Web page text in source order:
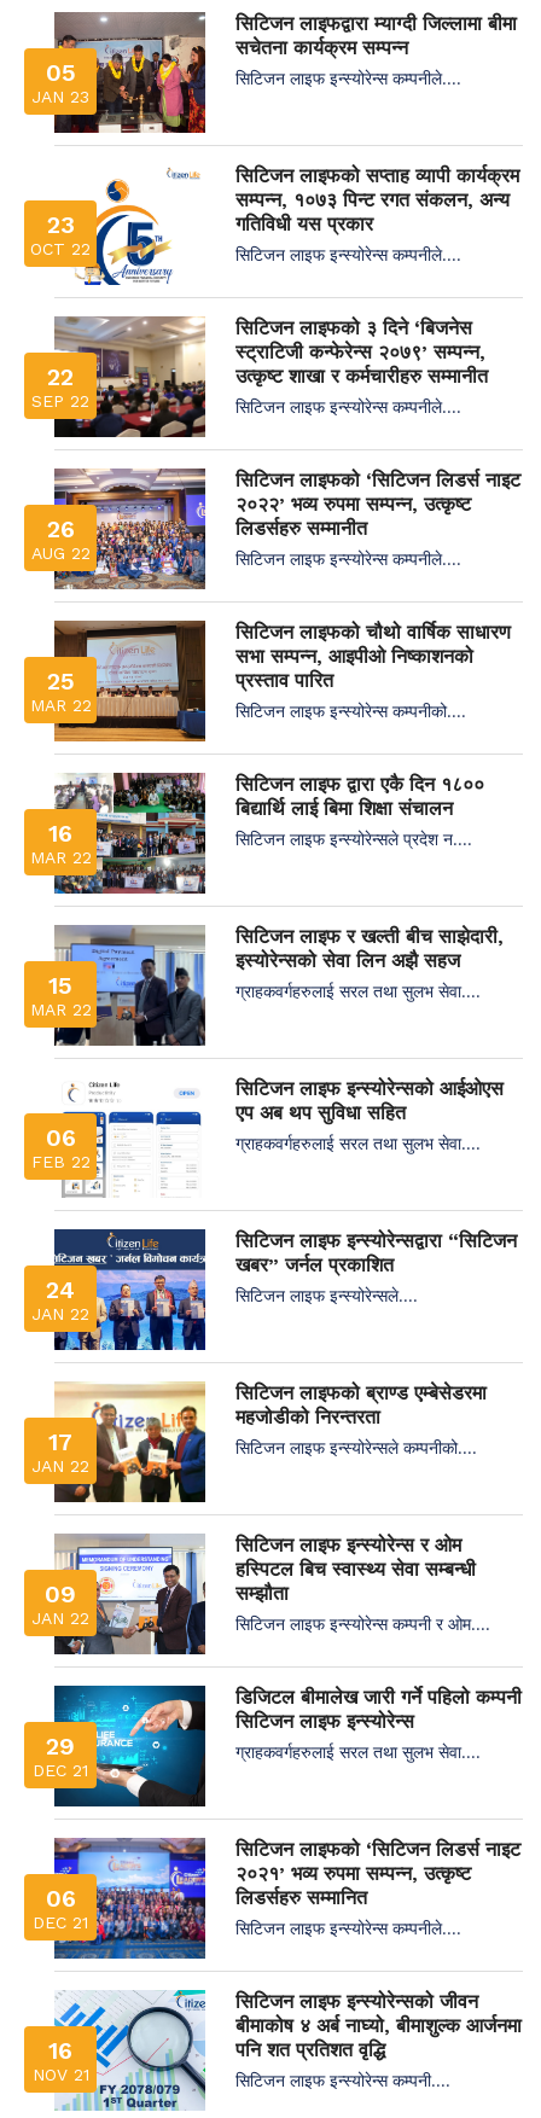
05
JAN 23
सिटिजन लाइफद्वारा म्याग्दी जिल्लामा बीमा
सचेतना कार्यक्रम सम्पन्न
सिटिजन लाइफ इन्स्योरेन्स कम्पनीले....
23
OCT 22
सिटिजन लाइफको सप्ताह व्यापी कार्यक्रम
सम्पन्न, १०७३ पिन्ट रगत संकलन, अन्य
गतिविधी यस प्रकार
सिटिजन लाइफ इन्स्योरेन्स कम्पनीले....
22
SEP 22
सिटिजन लाइफको ३ दिने ‘बिजनेस
स्ट्राटिजी कन्फेरेन्स २०७९’ सम्पन्न,
उत्कृष्ट शाखा र कर्मचारीहरु सम्मानीत
सिटिजन लाइफ इन्स्योरेन्स कम्पनीले....
26
AUG 22
सिटिजन लाइफको ‘सिटिजन लिडर्स नाइट
२०२२’ भव्य रुपमा सम्पन्न, उत्कृष्ट
लिडर्सहरु सम्मानीत
सिटिजन लाइफ इन्स्योरेन्स कम्पनीले....
25
MAR 22
सिटिजन लाइफको चौथो वार्षिक साधारण
सभा सम्पन्न, आइपीओ निष्काशनको
प्रस्ताव पारित
सिटिजन लाइफ इन्स्योरेन्स कम्पनीको....
16
MAR 22
सिटिजन लाइफ द्वारा एकै दिन १८००
बिद्यार्थि लाई बिमा शिक्षा संचालन
सिटिजन लाइफ इन्स्योरेन्सले प्रदेश न....
15
MAR 22
सिटिजन लाइफ र खल्ती बीच साझेदारी,
इस्योरेन्सको सेवा लिन अझै सहज
ग्राहकवर्गहरुलाई सरल तथा सुलभ सेवा....
06
FEB 22
सिटिजन लाइफ इन्स्योरेन्सको आईओएस
एप अब थप सुविधा सहित
ग्राहकवर्गहरुलाई सरल तथा सुलभ सेवा....
24
JAN 22
सिटिजन लाइफ इन्स्योरेन्सद्वारा “सिटिजन
खबर” जर्नल प्रकाशित
सिटिजन लाइफ इन्स्योरेन्सले....
17
JAN 22
सिटिजन लाइफको ब्राण्ड एम्बेसेडरमा
महजोडीको निरन्तरता
सिटिजन लाइफ इन्स्योरेन्सले कम्पनीको....
09
JAN 22
सिटिजन लाइफ इन्स्योरेन्स र ओम
हस्पिटल बिच स्वास्थ्य सेवा सम्बन्धी
सम्झौता
सिटिजन लाइफ इन्स्योरेन्स कम्पनी र ओम....
29
DEC 21
डिजिटल बीमालेख जारी गर्ने पहिलो कम्पनी
सिटिजन लाइफ इन्स्योरेन्स
ग्राहकवर्गहरुलाई सरल तथा सुलभ सेवा....
06
DEC 21
सिटिजन लाइफको ‘सिटिजन लिडर्स नाइट
२०२१’ भव्य रुपमा सम्पन्न, उत्कृष्ट
लिडर्सहरु सम्मानित
सिटिजन लाइफ इन्स्योरेन्स कम्पनीले....
16
NOV 21
सिटिजन लाइफ इन्स्योरेन्सको जीवन
बीमाकोष ४ अर्ब नाघ्यो, बीमाशुल्क आर्जनमा
पनि शत प्रतिशत वृद्धि
सिटिजन लाइफ इन्स्योरेन्स कम्पनी....